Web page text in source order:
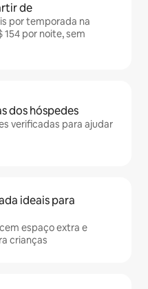
de
por temporada na
por noite, sem
dos hóspedes
verificadas para ajudar
ideais para
espaço extra e
crianças